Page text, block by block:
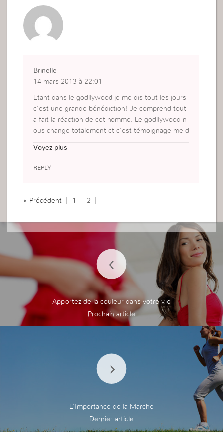
Brinelle
14 mars 2013 à 22:01
Etant dans le godllywood je me dis tout les jours
c’est une grande bénédiction! Je comprend tout
a fait la réaction de cet homme. Le godllywood n
ous change totalement et c’est témoignage me d
être une femme de Dieu exemplaire!
Voyez plus
REPLY
« Précédent 1 2
Apportez de la couleur dans votre vie
L'Importance de la Marche